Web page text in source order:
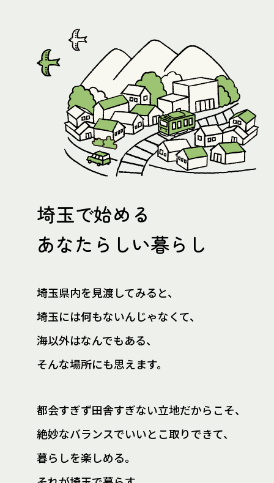
埼玉で始める
あなたらしい暮らし
埼玉県内を見渡してみると、
埼玉には何もないんじゃなくて、
海以外はなんでもある、
そんな場所にも思えます。
都会すぎず田舎すぎない立地だからこそ、
絶妙なバランスでいいとこ取りできて、
暮らしを楽しめる。